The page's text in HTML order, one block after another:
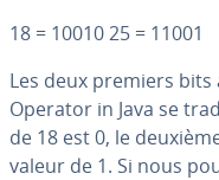
18 = 10010 25 = 11001
Les deux premiers
Operator in Java se
de 18 est 0, le
valeur de 1. Si nous